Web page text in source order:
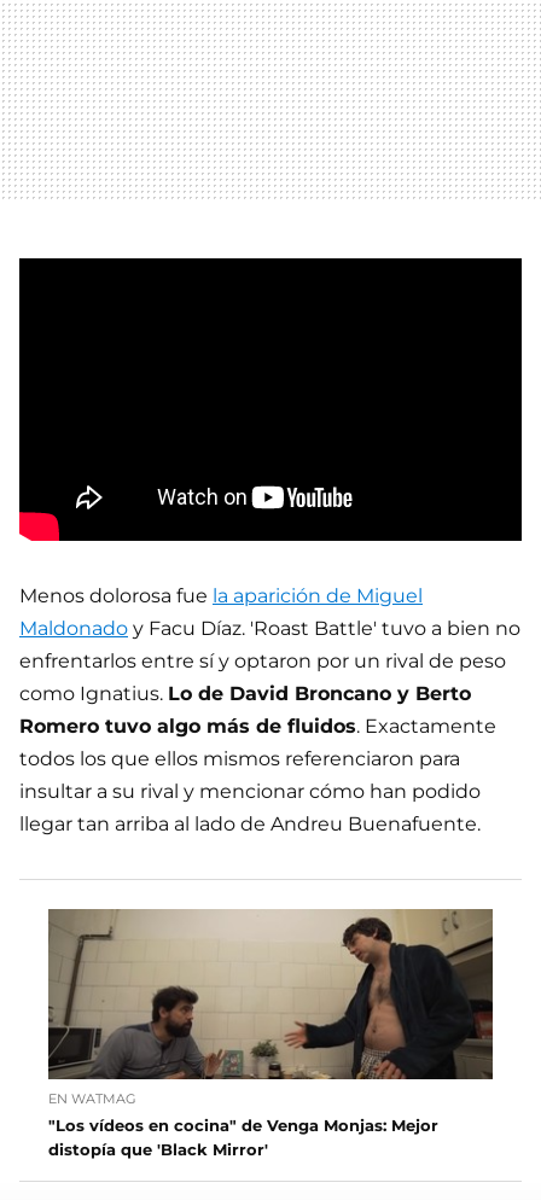
Menos dolorosa fue la aparición de Miguel
Maldonado y Facu Díaz. 'Roast Battle' tuvo a bien no
enfrentarlos entre sí y optaron por un rival de peso
como Ignatius. Lo de David Broncano y Berto
Romero tuvo algo más de fluidos. Exactamente
todos los que ellos mismos referenciaron para
insultar a su rival y mencionar cómo han podido
llegar tan arriba al lado de Andreu Buenafuente.
EN WATMAG
"Los vídeos en cocina" de Venga Monjas: Mejor
distopía que 'Black Mirror'